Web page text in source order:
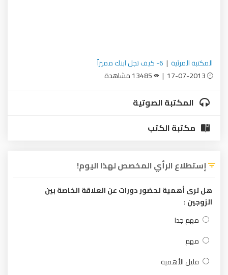
المكتبة المرئية | 6- كيف تجل ابنك مميزاً
المكتبة الصوتية
مكتبة الكتب
إستطلاع الرأي المخصص لهذا اليوم!
هل ترى أهمية لحضور دورات عن العلاقة الخاصة بين
الزوجين :
مهم جدا
مهم
قليل الأهمية